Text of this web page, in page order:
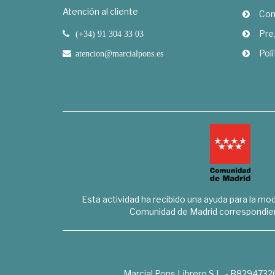
Atención al cliente
(+34) 91 304 33 03
atencion@marcialpons.es
Esta actividad ha recibido una ayuda para la
Comunidad de Madrid